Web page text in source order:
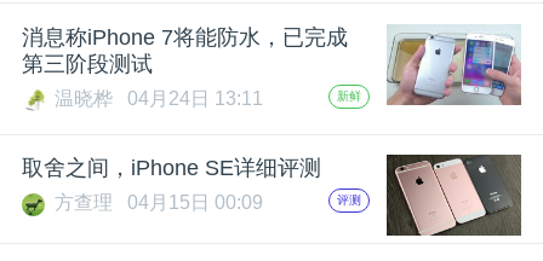
GAIR
消息称iPhone 7将能防水，已完成
第三阶段测试
温晓桦 04月24日 13:11 新鲜
取舍之间，iPhone SE详细评测
方查理 04月15日 00:09 评测